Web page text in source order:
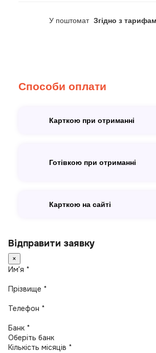
У поштомат Згідно з
Способи оплати
Карткою при отриманні
Готівкою при отриманні
Карткою на сайті
Відправити заявку
×
Имʼя *
Прізвище *
Телефон *
Банк *
Кількість місяців *